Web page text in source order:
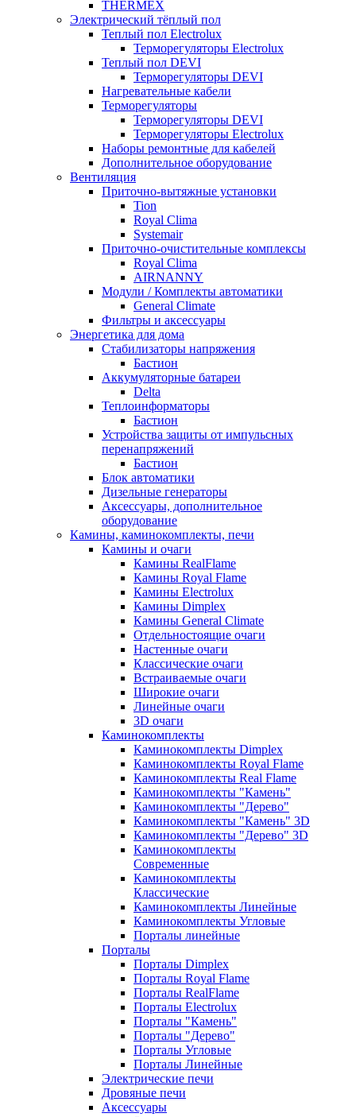
THERMEX
Электрический тёплый пол
Теплый пол Electrolux
Терморегуляторы Electrolux
Теплый пол DEVI
Терморегуляторы DEVI
Нагревательные кабели
Терморегуляторы
Терморегуляторы DEVI
Терморегуляторы Electrolux
Наборы ремонтные для кабелей
Дополнительное оборудование
Вентиляция
Приточно-вытяжные установки
Tion
Royal Clima
Systemair
Приточно-очистительные комплексы
Royal Clima
AIRNANNY
Модули / Комплекты автоматики
General Climate
Фильтры и аксессуары
Энергетика для дома
Стабилизаторы напряжения
Бастион
Аккумуляторные батареи
Delta
Теплоинформаторы
Бастион
Устройства защиты от импульсных
перенапряжений
Бастион
Блок автоматики
Дизельные генераторы
Аксессуары, дополнительное
оборудование
Камины, каминокомплекты, печи
Камины и очаги
Камины RealFlame
Камины Royal Flame
Камины Electrolux
Камины Dimplex
Камины General Climate
Отдельностоящие очаги
Настенные очаги
Классические очаги
Встраиваемые очаги
Широкие очаги
Линейные очаги
3D очаги
Каминокомплекты
Каминокомплекты Dimplex
Каминокомплекты Royal Flame
Каминокомплекты Real Flame
Каминокомплекты "Камень"
Каминокомплекты "Дерево"
Каминокомплекты "Камень" 3D
Каминокомплекты "Дерево" 3D
Каминокомплекты
Современные
Каминокомплекты
Классические
Каминокомплекты Линейные
Каминокомплекты Угловые
Порталы линейные
Порталы
Порталы Dimplex
Порталы Royal Flame
Порталы RealFlame
Порталы Electrolux
Порталы "Камень"
Порталы "Дерево"
Порталы Угловые
Порталы Линейные
Электрические печи
Дровяные печи
Аксессуары